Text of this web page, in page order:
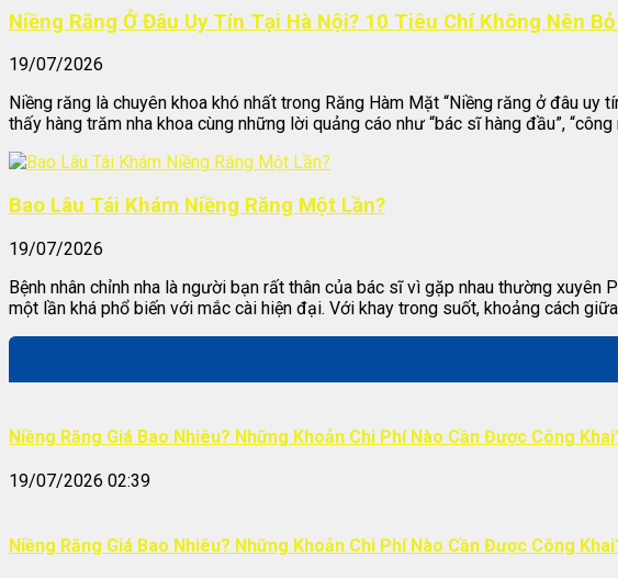
Niềng Răng Ở Đâu Uy Tín Tại Hà Nội? 10 Tiêu Chí Không Nên
19/07/2026
Niềng răng là chuyên khoa khó nhất trong Răng Hàm Mặt “Niềng răng ở đâu
thấy hàng trăm nha khoa cùng những lời quảng cáo như “bác sĩ hàng đầu”, “công
Bao Lâu Tái Khám Niềng Răng Một Lần?
19/07/2026
Bệnh nhân chỉnh nha là người bạn rất thân của bác sĩ vì gặp nhau thường
một lần khá phổ biến với mắc cài hiện đại. Với khay trong suốt, khoảng cách
Niềng Răng Giá Bao Nhiêu? Những Khoản Chi Phí Nào Cần Được Công
19/07/2026 02:39
Niềng Răng Giá Bao Nhiêu? Những Khoản Chi Phí Nào Cần Được Công